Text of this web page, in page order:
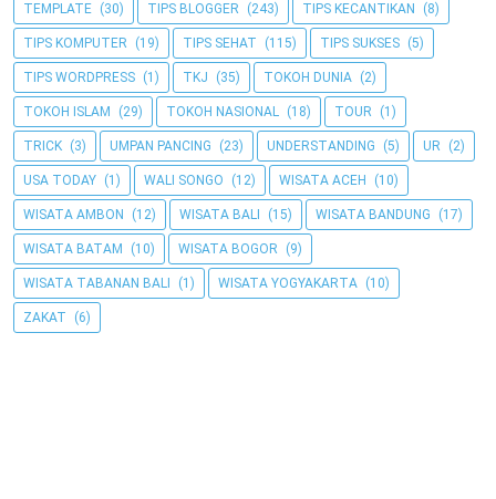
TEMPLATE (30) TIPS BLOGGER (243) TIPS KECANTIKAN (8)
TIPS KOMPUTER (19) TIPS SEHAT (115) TIPS SUKSES (5)
TIPS WORDPRESS (1) TKJ (35) TOKOH DUNIA (2)
TOKOH ISLAM (29) TOKOH NASIONAL (18) TOUR (1)
TRICK (3) UMPAN PANCING (23) UNDERSTANDING (5) UR (2)
USA TODAY (1) WALI SONGO (12) WISATA ACEH (10)
WISATA AMBON (12) WISATA BALI (15) WISATA BANDUNG (17)
WISATA BATAM (10) WISATA BOGOR (9)
WISATA TABANAN BALI (1) WISATA YOGYAKARTA (10)
ZAKAT (6)